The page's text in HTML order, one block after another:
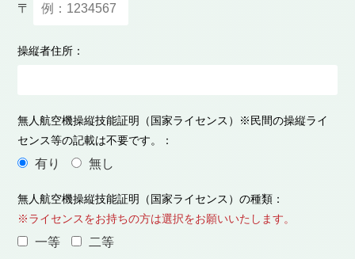
〒
操縦者住所：
無人航空機操縦技能証明（国家ライセンス）※民間の操縦ライ
センス等の記載は不要です。：
有り 無し
無人航空機操縦技能証明（国家ライセンス）の種類：
※ライセンスをお持ちの方は選択をお願いいたします。
一等 二等